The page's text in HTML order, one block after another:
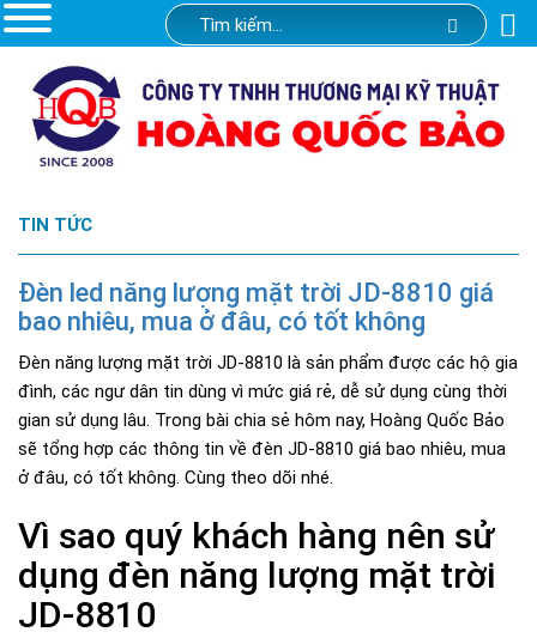
TIN TỨC
Đèn led năng lượng mặt trời JD-8810 giá
bao nhiêu, mua ở đâu, có tốt không
Đèn năng lượng mặt trời JD-8810 là sản phẩm được các hộ gia
đình, các ngư dân tin dùng vì mức giá rẻ, dễ sử dụng cùng thời
gian sử dụng lâu. Trong bài chia sẻ hôm nay, Hoàng Quốc Bảo
sẽ tổng hợp các thông tin về đèn JD-8810 giá bao nhiêu, mua
ở đâu, có tốt không. Cùng theo dõi nhé.
Vì sao quý khách hàng nên sử
dụng đèn năng lượng mặt trời
JD-8810